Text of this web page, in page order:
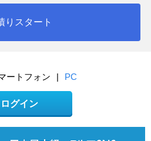
りスタート
ートフォン | PC
ログイン